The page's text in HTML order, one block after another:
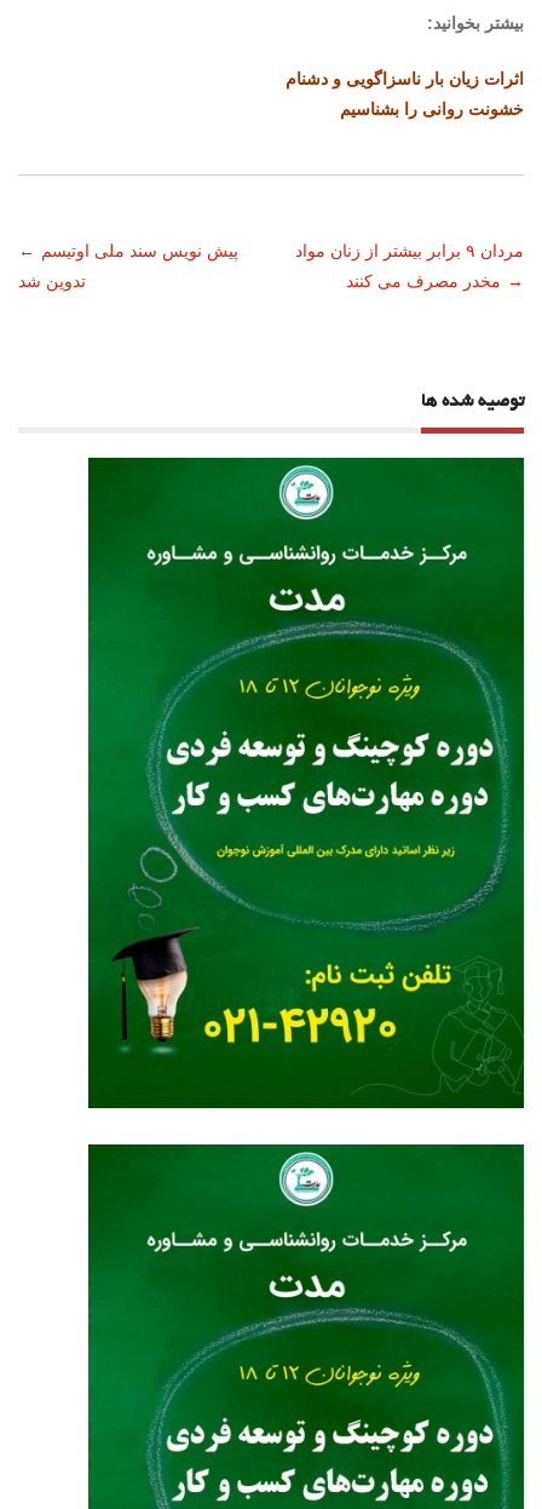
بیشتر بخوانید:
اثرات زیان بار ناسزاگویی و دشنام
خشونت روانی را بشناسیم
ناوبری
نوشته
← پیش نویس سند ملی اوتیسم
تدوین شد
مردان ۹ برابر بیشتر از زنان مواد
مخدر مصرف می کنند →
توصیه شده ها